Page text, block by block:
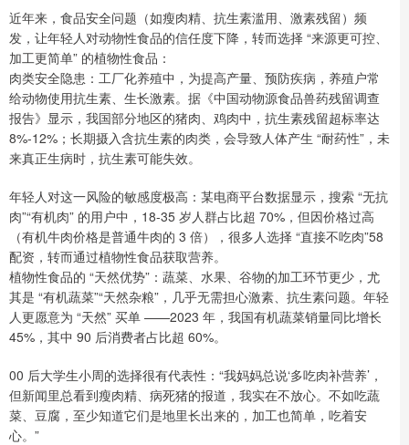
近年来，食品安全问题（如瘦肉精、抗生素滥用、激素残留）频
发，让年轻人对动物性食品的信任度下降，转而选择 “来源更可控、
加工更简单” 的植物性食品：
肉类安全隐患：工厂化养殖中，为提高产量、预防疾病，养殖户常
给动物使用抗生素、生长激素。据《中国动物源食品兽药残留调查
报告》显示，我国部分地区的猪肉、鸡肉中，抗生素残留超标率达
8%-12%；长期摄入含抗生素的肉类，会导致人体产生 “耐药性”，未
来真正生病时，抗生素可能失效。
年轻人对这一风险的敏感度极高：某电商平台数据显示，搜索 “无抗
肉”“有机肉” 的用户中，18-35 岁人群占比超 70%，但因价格过高
（有机牛肉价格是普通牛肉的 3 倍），很多人选择 “直接不吃肉”58
配资，转而通过植物性食品获取营养。
植物性食品的 “天然优势”：蔬菜、水果、谷物的加工环节更少，尤
其是 “有机蔬菜”“天然杂粮”，几乎无需担心激素、抗生素问题。年轻
人更愿意为 “天然” 买单 ——2023 年，我国有机蔬菜销量同比增长
45%，其中 90 后消费者占比超 60%。
00 后大学生小周的选择很有代表性：“我妈妈总说‘多吃肉补营养’，
但新闻里总看到瘦肉精、病死猪的报道，我实在不放心。不如吃蔬
菜、豆腐，至少知道它们是地里长出来的，加工也简单，吃着安
心。”